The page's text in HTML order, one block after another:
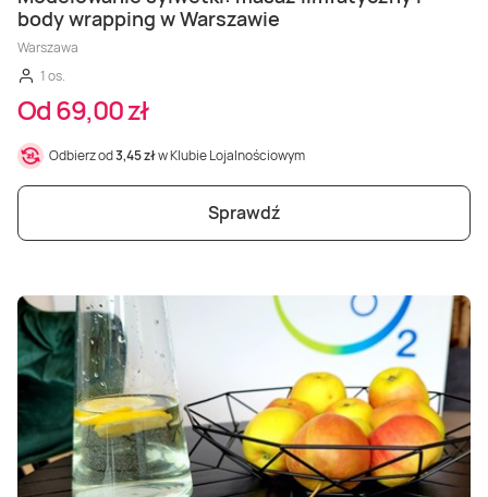
body wrapping w Warszawie
Warszawa
1 os.
Od 69,00 zł
Odbierz od3,45 złw Klubie Lojalnościowym
Sprawdź